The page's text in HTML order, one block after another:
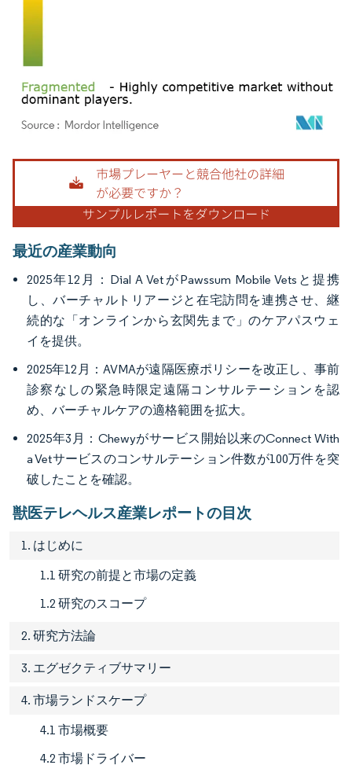
画像 © Mordor Intelligence。再利用にはCC BY 4.0の表示が必要です。
最近の産業動向
2025年12月：Dial A VetがPawssum Mobile Vetsと提携
し、バーチャルトリアージと在宅訪問を連携させ、継
続的な「オンラインから玄関先まで」のケアパスウェ
イを提供。
2025年12月：AVMAが遠隔医療ポリシーを改正し、事前
診察なしの緊急時限定遠隔コンサルテーションを認
め、バーチャルケアの適格範囲を拡大。
2025年3月：Chewyがサービス開始以来のConnect With
a Vetサービスのコンサルテーション件数が100万件を突
破したことを確認。
獣医テレヘルス産業レポートの目次
1. はじめに
1.1 研究の前提と市場の定義
1.2 研究のスコープ
2. 研究方法論
3. エグゼクティブサマリー
4. 市場ランドスケープ
4.1 市場概要
4.2 市場ドライバー